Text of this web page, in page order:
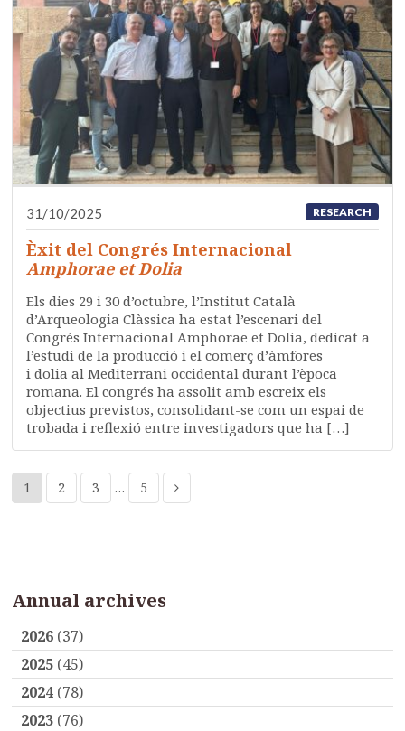
31/10/2025 RESEARCH
Èxit del Congrés Internacional
Amphorae et Dolia
Els dies 29 i 30 d’octubre, l’Institut Català
d’Arqueologia Clàssica ha estat l’escenari del
Congrés Internacional Amphorae et Dolia, dedicat a
l’estudi de la producció i el comerç d’àmfores
i dolia al Mediterrani occidental durant l’època
romana. El congrés ha assolit amb escreix els
objectius previstos, consolidant-se com un espai de
trobada i reflexió entre investigadors que ha […]
1 2 3 … 5
Annual archives
2026 (37)
2025 (45)
2024 (78)
2023 (76)